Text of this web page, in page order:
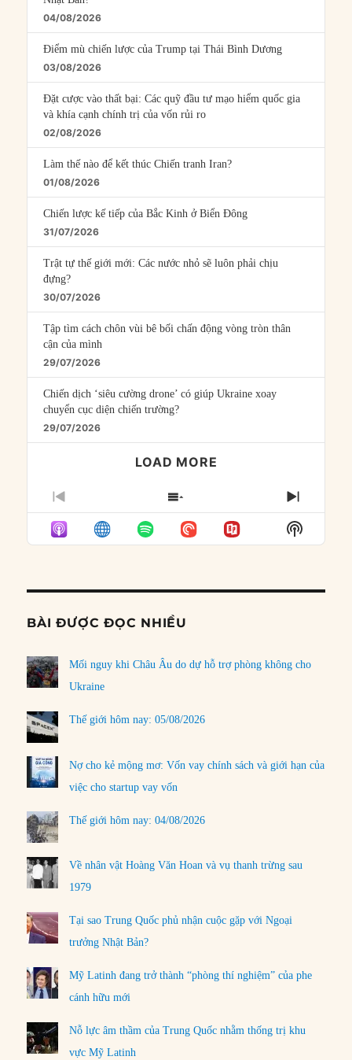
04/08/2026
Điểm mù chiến lược của Trump tại Thái Bình Dương
03/08/2026
Đặt cược vào thất bại: Các quỹ đầu tư mạo hiểm quốc gia
và khía cạnh chính trị của vốn rủi ro
02/08/2026
Làm thế nào để kết thúc Chiến tranh Iran?
01/08/2026
Chiến lược kế tiếp của Bắc Kinh ở Biển Đông
31/07/2026
Trật tự thế giới mới: Các nước nhỏ sẽ luôn phải chịu
đựng?
30/07/2026
Tập tìm cách chôn vùi bê bối chấn động vòng tròn thân
cận của mình
29/07/2026
Chiến dịch ‘siêu cường drone’ có giúp Ukraine xoay
chuyển cục diện chiến trường?
29/07/2026
LOAD MORE
PREVIOUS
EPISODE
SHOW
EPISODES
LIST
NEXT
Show
Podcast
BÀI ĐƯỢC ĐỌC NHIỀU
Mối nguy khi Châu Âu do dự hỗ trợ phòng không cho
Ukraine
Thế giới hôm nay: 05/08/2026
Nợ cho kẻ mộng mơ: Vốn vay chính sách và giới hạn của
việc cho startup vay vốn
Thế giới hôm nay: 04/08/2026
Về nhân vật Hoàng Văn Hoan và vụ thanh trừng sau
1979
Tại sao Trung Quốc phủ nhận cuộc gặp với Ngoại
trưởng Nhật Bản?
Mỹ Latinh đang trở thành “phòng thí nghiệm” của phe
cánh hữu mới
Nỗ lực âm thầm của Trung Quốc nhằm thống trị khu
vực Mỹ Latinh